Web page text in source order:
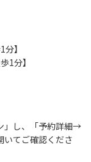
】
1分】
1分】
」し、「予約詳細→
いてご確認くださ